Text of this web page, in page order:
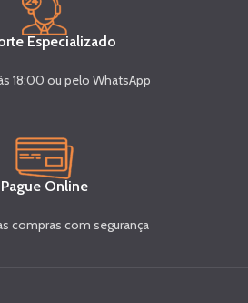
Especializado
18:00 ou pelo WhatsApp
Pague Online
compras com segurança